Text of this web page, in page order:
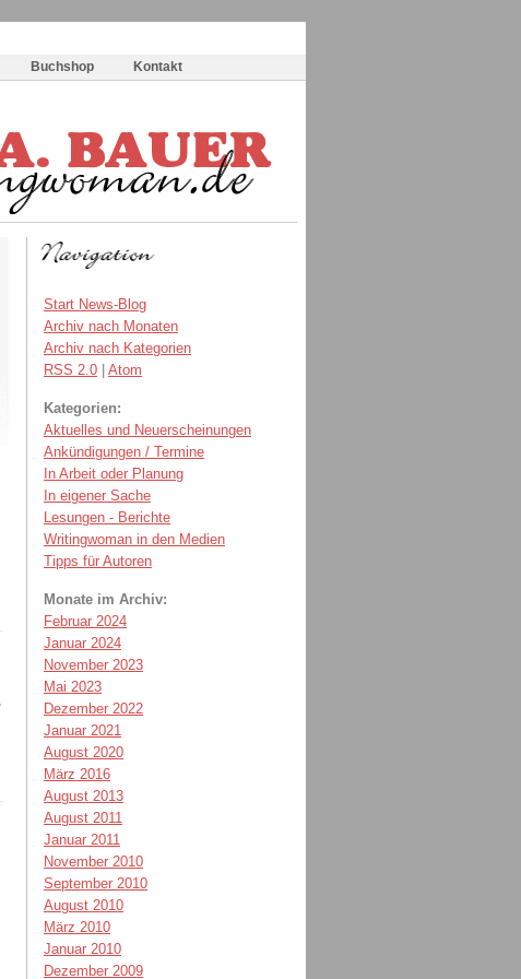
Buchshop Kontakt
Start News-Blog
Archiv nach Monaten
Archiv nach Kategorien
RSS 2.0 | Atom
Kategorien:
Aktuelles und Neuerscheinungen
Ankündigungen / Termine
In Arbeit oder Planung
In eigener Sache
Lesungen - Berichte
Writingwoman in den Medien
Tipps für Autoren
Monate im Archiv:
Februar 2024
Januar 2024
November 2023
Mai 2023
Dezember 2022
Januar 2021
August 2020
März 2016
August 2013
August 2011
Januar 2011
November 2010
September 2010
August 2010
März 2010
Januar 2010
Dezember 2009